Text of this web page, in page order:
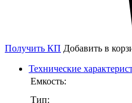
Получить КП Добавить в
Технические
Емкость:
Тип: